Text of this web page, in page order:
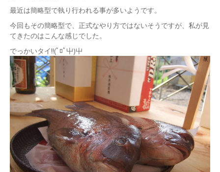
最近は簡略型で執り行われる事が多いようです。
今回もその簡略型で、正式なやり方ではないそうですが、私が見
てきたのはこんな感じでした。
でっかいタイ!!(ﾟﾛﾟ屮)屮